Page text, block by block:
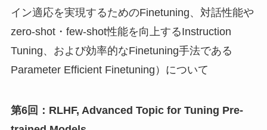
イン適応を実現するためのFinetuning、対話性能や
zero-shot・few-shot性能を向上するInstruction
Tuning、および効率的なFinetuning手法である
Parameter Efficient Finetuning）について
第6回：RLHF, Advanced Topic for Tuning Pre-